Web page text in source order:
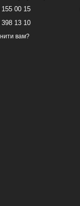
00 15
13 10
вам?